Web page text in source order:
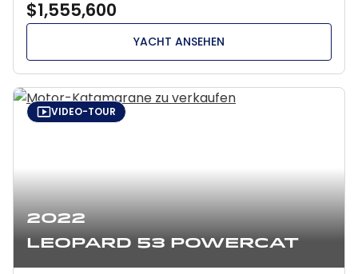
$1,555,600
YACHT ANSEHEN
2022
Leopard 53 Powercat
VIDEO-TOUR